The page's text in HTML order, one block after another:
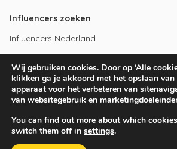
Influencers zoeken
Influencers Nederland
Instagram influencers
Youtube influencers
Wij gebruiken cookies. Door op ‘Alle
klikken ga je akkoord met het opslaan
apparaat voor het verbeteren van
van websitegebruik en
You can find out more about which
switch them off in settings.